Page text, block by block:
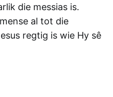
die messias is.
al tot die
regtig is wie Hy sê